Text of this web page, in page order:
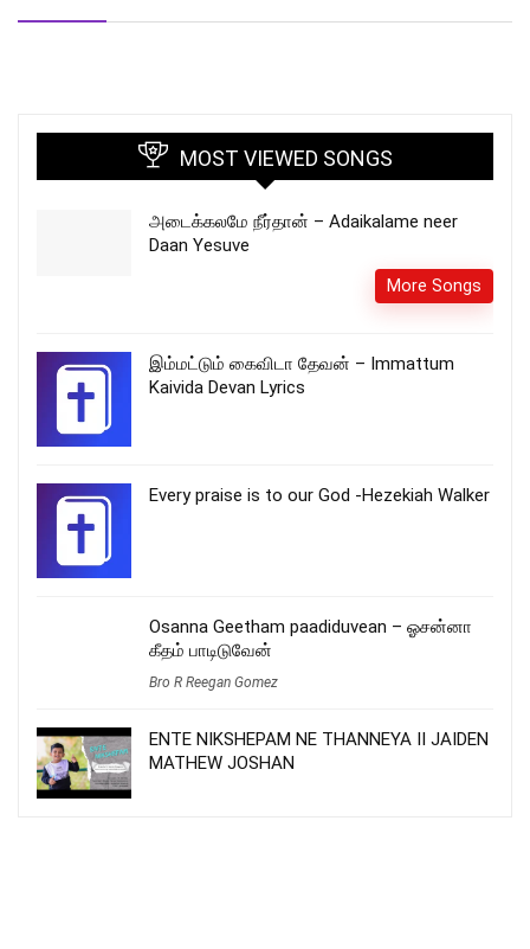
MOST VIEWED SONGS
அடைக்கலமே நீர்தான் – Adaikalame neer
Daan Yesuve
More Songs
இம்மட்டும் கைவிடா தேவன் – Immattum
Kaivida Devan Lyrics
Every praise is to our God -Hezekiah Walker
Osanna Geetham paadiduvean – ஓசன்னா
கீதம் பாடிடுவேன்
Bro R Reegan Gomez
ENTE NIKSHEPAM NE THANNEYA II JAIDEN
MATHEW JOSHAN